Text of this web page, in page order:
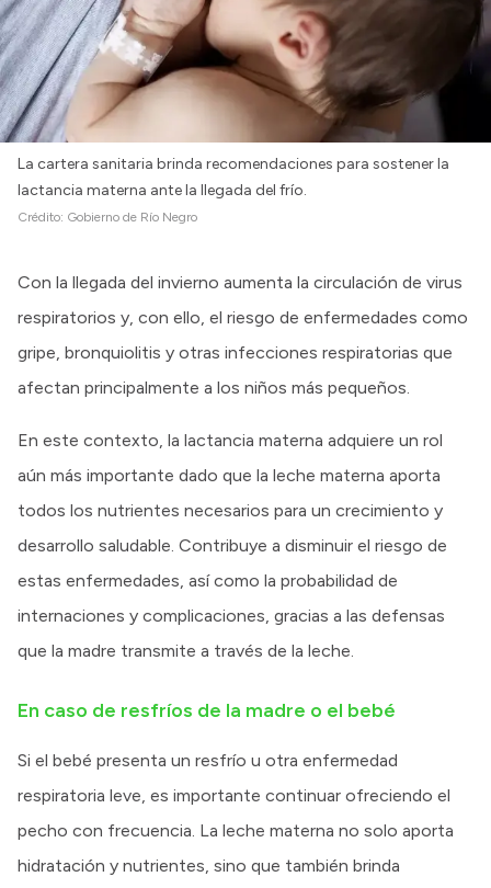
La cartera sanitaria brinda recomendaciones para sostener la
lactancia materna ante la llegada del frío.
Crédito: Gobierno de Río Negro
Con la llegada del invierno aumenta la circulación de virus
respiratorios y, con ello, el riesgo de enfermedades como
gripe, bronquiolitis y otras infecciones respiratorias que
afectan principalmente a los niños más pequeños.
En este contexto, la lactancia materna adquiere un rol
aún más importante dado que la leche materna aporta
todos los nutrientes necesarios para un crecimiento y
desarrollo saludable. Contribuye a disminuir el riesgo de
estas enfermedades, así como la probabilidad de
internaciones y complicaciones, gracias a las defensas
que la madre transmite a través de la leche.
En caso de resfríos de la madre o el bebé
Si el bebé presenta un resfrío u otra enfermedad
respiratoria leve, es importante continuar ofreciendo el
pecho con frecuencia. La leche materna no solo aporta
hidratación y nutrientes, sino que también brinda